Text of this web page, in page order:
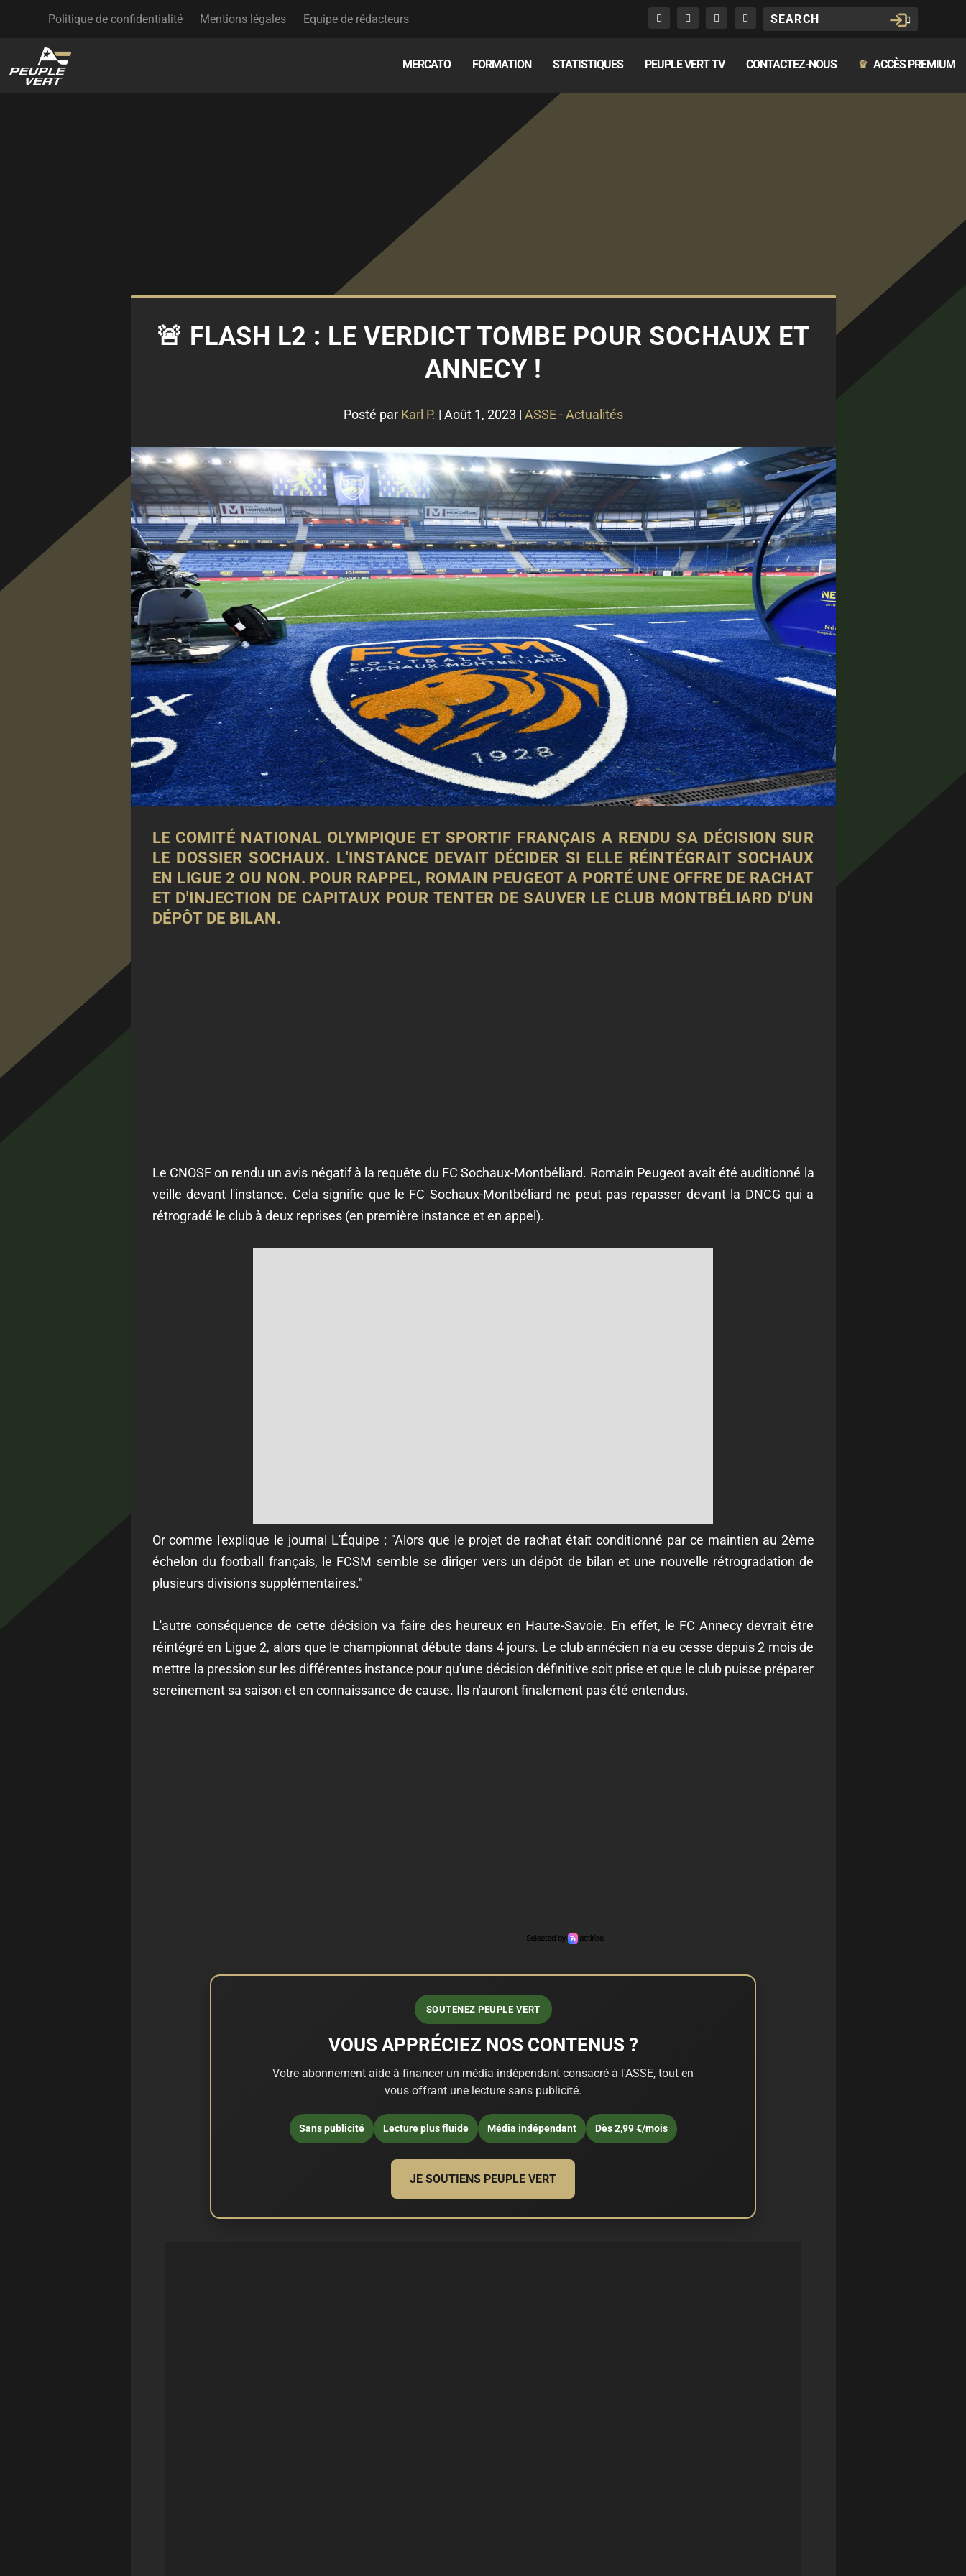
Politique de confidentialité Mentions légales Equipe de rédacteurs
MERCATO FORMATION STATISTIQUES PEUPLE VERT TV CONTACTEZ-NOUS ♛ ACCÈS PREMIUM
🚨 FLASH L2 : LE VERDICT TOMBE POUR SOCHAUX ET
ANNECY !
Posté par Karl P. | Août 1, 2023 | ASSE - Actualités
LE COMITÉ NATIONAL OLYMPIQUE ET SPORTIF FRANÇAIS A RENDU SA DÉCISION SUR
LE DOSSIER SOCHAUX. L'INSTANCE DEVAIT DÉCIDER SI ELLE RÉINTÉGRAIT SOCHAUX
EN LIGUE 2 OU NON. POUR RAPPEL, ROMAIN PEUGEOT A PORTÉ UNE OFFRE DE RACHAT
ET D'INJECTION DE CAPITAUX POUR TENTER DE SAUVER LE CLUB MONTBÉLIARD D'UN
DÉPÔT DE BILAN.
Le CNOSF on rendu un avis négatif à la requête du FC Sochaux-Montbéliard. Romain Peugeot avait été auditionné la
veille devant l'instance. Cela signifie que le FC Sochaux-Montbéliard ne peut pas repasser devant la DNCG qui a
rétrogradé le club à deux reprises (en première instance et en appel).
Or comme l'explique le journal L'Équipe : "Alors que le projet de rachat était conditionné par ce maintien au 2ème
échelon du football français, le FCSM semble se diriger vers un dépôt de bilan et une nouvelle rétrogradation de
plusieurs divisions supplémentaires."
L'autre conséquence de cette décision va faire des heureux en Haute-Savoie. En effet, le FC Annecy devrait être
réintégré en Ligue 2, alors que le championnat débute dans 4 jours. Le club annécien n'a eu cesse depuis 2 mois de
mettre la pression sur les différentes instance pour qu'une décision définitive soit prise et que le club puisse préparer
sereinement sa saison et en connaissance de cause. Ils n'auront finalement pas été entendus.
SOUTENEZ PEUPLE VERT
VOUS APPRÉCIEZ NOS CONTENUS ?
Votre abonnement aide à financer un média indépendant consacré à l'ASSE, tout en
vous offrant une lecture sans publicité.
Sans publicité Lecture plus fluide Média indépendant Dès 2,99 €/mois
JE SOUTIENS PEUPLE VERT